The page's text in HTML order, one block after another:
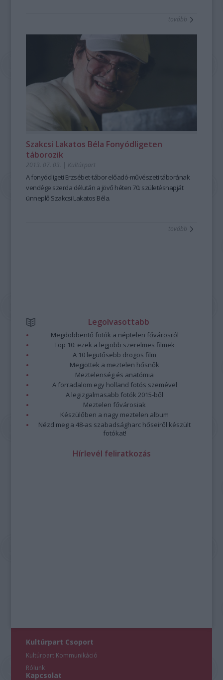
tovább
Szakcsi Lakatos Béla Fonyódligeten
táborozik
2013. 07. 03. | Kultúrpart
Afonyódligeti Erzsébet-táborelőadó-művészeti táborának
vendége szerda délután a jövő héten 70. születésnapját
ünneplő Szakcsi Lakatos Béla.
tovább
Legolvasottabb
Megdöbbentő fotók a néptelen fővárosról
Top 10: ezek a legjobb szerelmes filmek
A 10 legütősebb drogos film
Megjöttek a meztelen hősnők
Meztelenség és anatómia
A forradalom egy holland fotós szemével
A legizgalmasabb fotók 2015-ből
Meztelen fővárosiak
Készülőben a nagy meztelen album
Nézd meg a 48-as szabadságharc hőseiről készült
fotókat!
Hírlevél feliratkozás
Kultúrpart Csoport
Kultúrpart Kommunikáció
Rólunk
Kapcsolat